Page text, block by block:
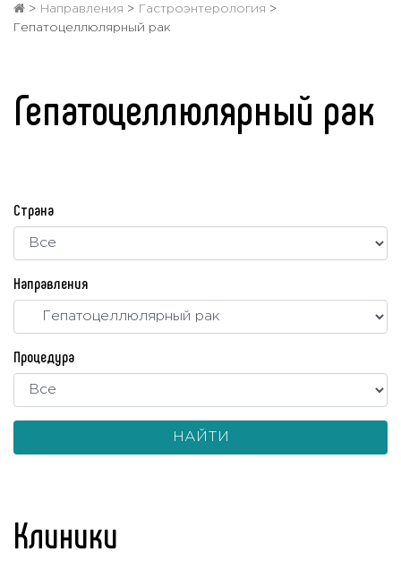
> Направления > Гастроэнтерология >
Гепатоцеллюлярный рак
Гепатоцеллюлярный рак
Страна
Направления
Процедура
НАЙТИ
Клиники